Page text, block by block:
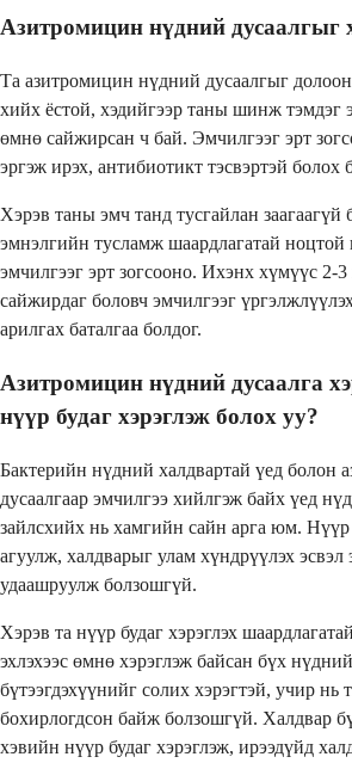
Азитромицин нүдний дусаалгыг
Та азитромицин нүдний дусаалгыг
хийх ёстой, хэдийгээр таны шинж тэмдэг
өмнө сайжирсан ч бай. Эмчилгээг эрт
эргэж ирэх, антибиотикт тэсвэртэй болох
Хэрэв таны эмч танд тусгайлан заагаагүй
эмнэлгийн тусламж шаардлагатай ноцтой
эмчилгээг эрт зогсооно. Ихэнх хүмүүс 2-
сайжирдаг боловч эмчилгээг
арилгах баталгаа болдог.
Азитромицин нүдний дусаалга
нүүр будаг хэрэглэж болох уу?
Бактерийн нүдний халдвартай үед болон
дусаалгаар эмчилгээ хийлгэж байх үед
зайлсхийх нь хамгийн сайн арга юм. Нүүр
агуулж, халдварыг улам хүндрүүлэх эсвэл
удаашруулж болзошгүй.
Хэрэв та нүүр будаг хэрэглэх
эхлэхээс өмнө хэрэглэж байсан бүх
бүтээгдэхүүнийг солих хэрэгтэй, учир нь
бохирлогдсон байж болзошгүй. Халдвар
хэвийн нүүр будаг хэрэглэж, ирээдүйд